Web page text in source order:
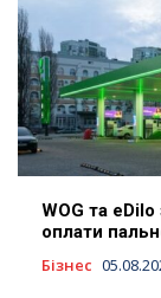
WOG та
оплати
Бізнес